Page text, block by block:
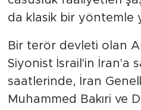
da klasik bir yöntemle
Bir terör devleti olan
Siyonist İsrail'in İran'a
saatlerinde, İran
Muhammed Bakıri ve
SPOR
YAŞAM
TARİHTEN